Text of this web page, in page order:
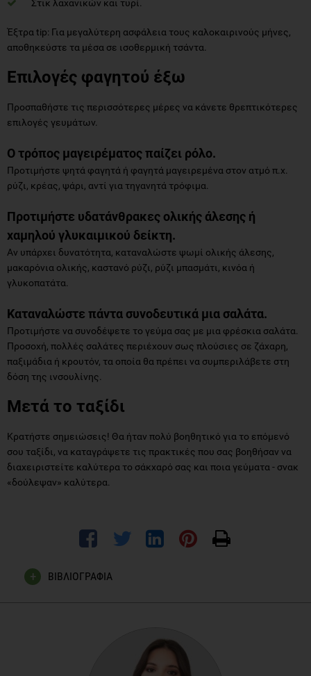
Στικ λαχανικών και τυρί.
Έξτρα tip: Για μεγαλύτερη ασφάλεια τους καλοκαιρινούς μήνες,
αποθηκεύστε τα μέσα σε ισοθερμική τσάντα.
Επιλογές φαγητού έξω
Προσπαθήστε τις περισσότερες μέρες να κάνετε θρεπτικότερες
επιλογές γευμάτων.
Ο τρόπος μαγειρέματος παίζει ρόλο.
Προτιμήστε ψητά φαγητά ή φαγητά μαγειρεμένα στον ατμό π.χ.
ρύζι, κρέας, ψάρι, αντί για τηγανητά τρόφιμα.
Προτιμήστε υδατάνθρακες ολικής άλεσης ή
χαμηλού γλυκαιμικού δείκτη.
Αν υπάρχει δυνατότητα, καταναλώστε ψωμί ολικής άλεσης,
μακαρόνια ολικής, καστανό ρύζι, ρύζι μπασμάτι, κινόα ή
γλυκοπατάτα.
Καταναλώστε πάντα συνοδευτικά μια σαλάτα.
Προτιμήστε να συνοδέψετε το γεύμα σας με μια φρέσκια σαλάτα.
Προσοχή, πολλές σαλάτες περιέχουν σως πλούσιες σε ζάχαρη,
παξιμάδια ή κρουτόν, τα οποία θα πρέπει να συμπεριλάβετε στη
δόση της ινσουλίνης.
Μετά το ταξίδι
Κρατήστε σημειώσεις! Θα ήταν πολύ βοηθητικό για το επόμενό
σου ταξίδι, να καταγράψετε τις πρακτικές που σας βοηθήσαν να
διαχειριστείτε καλύτερα το σάκχαρό σας και ποια γεύματα - σνακ
«δούλεψαν» καλύτερα.
ΒΙΒΛΙΟΓΡΑΦΙΑ
Eating in restaurants if you have diabetes, Diabetes UK,
https://www.diabetes.org.uk/guide-to-diabetes/enjoy-